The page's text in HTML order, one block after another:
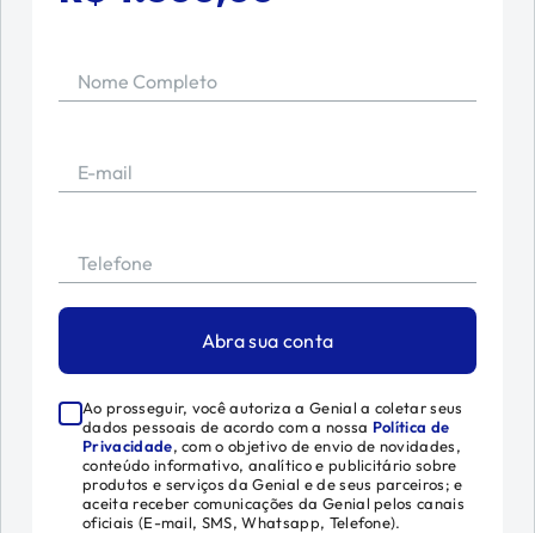
Nome Completo
E-mail
Telefone
Abra sua conta
Ao prosseguir, você autoriza a Genial a coletar seus
dados pessoais de acordo com a nossa Política de
Privacidade, com o objetivo de envio de novidades,
conteúdo informativo, analítico e publicitário sobre
produtos e serviços da Genial e de seus parceiros; e
aceita receber comunicações da Genial pelos canais
oficiais (E-mail, SMS, Whatsapp, Telefone).